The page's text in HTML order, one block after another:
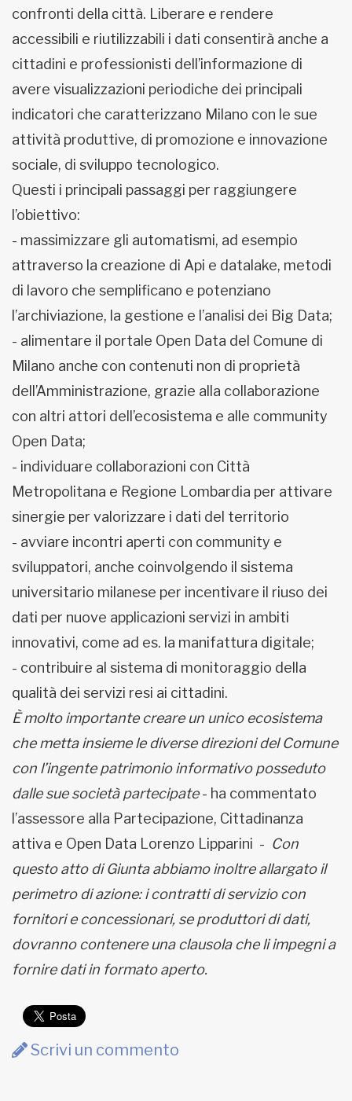
confronti della città. Liberare e rendere
accessibili e riutilizzabili i dati consentirà anche a
cittadini e professionisti dell’informazione di
avere visualizzazioni periodiche dei principali
indicatori che caratterizzano Milano con le sue
attività produttive, di promozione e innovazione
sociale, di sviluppo tecnologico.
Questi i principali passaggi per raggiungere
l’obiettivo:
- massimizzare gli automatismi, ad esempio
attraverso la creazione di Api e datalake, metodi
di lavoro che semplificano e potenziano
l’archiviazione, la gestione e l’analisi dei Big Data;
- alimentare il portale Open Data del Comune di
Milano anche con contenuti non di proprietà
dell’Amministrazione, grazie alla collaborazione
con altri attori dell’ecosistema e alle community
Open Data;
- individuare collaborazioni con Città
Metropolitana e Regione Lombardia per attivare
sinergie per valorizzare i dati del territorio
- avviare incontri aperti con community e
sviluppatori, anche coinvolgendo il sistema
universitario milanese per incentivare il riuso dei
dati per nuove applicazioni servizi in ambiti
innovativi, come ad es. la manifattura digitale;
- contribuire al sistema di monitoraggio della
qualità dei servizi resi ai cittadini.
È molto importante creare un unico ecosistema
che metta insieme le diverse direzioni del Comune
con l’ingente patrimonio informativo posseduto
dalle sue società partecipate- ha commentato
l’assessore alla Partecipazione, Cittadinanza
attiva e Open Data Lorenzo Lipparini - Con
questo atto di Giunta abbiamo inoltre allargato il
perimetro di azione: i contratti di servizio con
fornitori e concessionari, se produttori di dati,
dovranno contenere una clausola che li impegni a
fornire dati in formato aperto.
Scrivi un commento